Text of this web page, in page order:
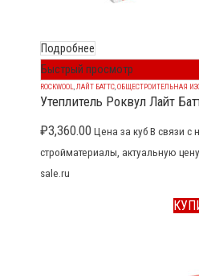
Подробнее
Быстрый просмотр
ROCKWOOL ЛАЙТ БАТТС ОБЩЕСТРОИТЕЛЬНАЯ
Утеплитель Роквул Лайт
₽3,360.00 Цена за куб В связи с
стройматериалы, актуальную
sale.ru